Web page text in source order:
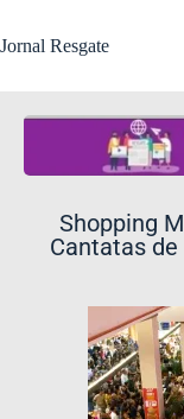
Jornal Resgate
Shopping
Cantatas